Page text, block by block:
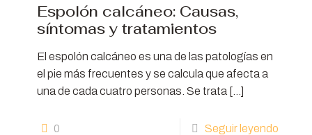
Espolón calcáneo: Causas,
síntomas y tratamientos
El espolón calcáneo es una de las patologías en
el pie más frecuentes y se calcula que afecta a
una de cada cuatro personas. Se trata […]
0 Seguir leyendo